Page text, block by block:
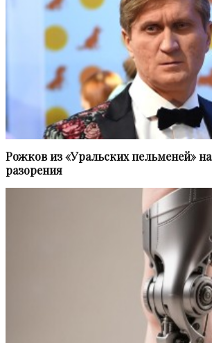
Рожков из «Уральских пельменей»
разорения